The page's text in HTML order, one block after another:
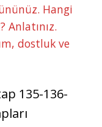
Hangi
dostluk ve
135-136-